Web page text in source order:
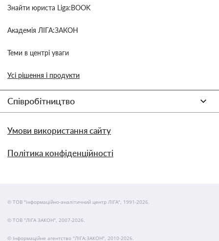
Знайти юриста Liga:BOOK
Академія ЛІГА:ЗАКОН
Теми в центрі уваги
Усі рішення і продукти
Співробітництво
Умови використання сайту
Політика конфіденційності
© ТОВ "інформаційно-аналітичний центр ЛІГА", 1991-2026.
© ТОВ "ЛІГА ЗАКОН", 2007-2026.
© Інформаційне агентство "ЛІГА:ЗАКОН", 2010-2026.